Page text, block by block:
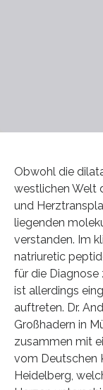
Obwohl die
westlichen Welt
und
liegenden
verstanden. Im
natriuretic
für die Diagnose
ist allerdings
auftreten. Dr.
Großhadern in
zusammen mit
vom Deutschen
Heidelberg,